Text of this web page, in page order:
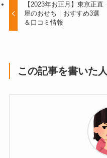
【2023年お正月】東京正直
屋のおせち｜おすすめ3選
＆口コミ情報
この記事を書いた人